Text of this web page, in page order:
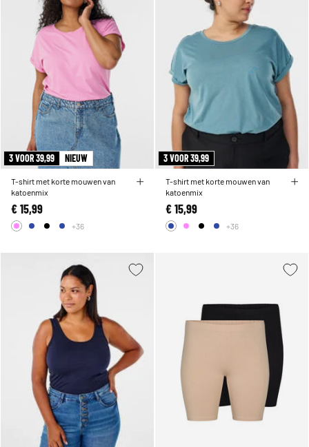
3 VOOR 39,99 NIEUW
T-shirt met korte mouwen van
katoenmix
€ 15,99
+36
3 VOOR 39,99
T-shirt met korte mouwen van
katoenmix
€ 15,99
+36